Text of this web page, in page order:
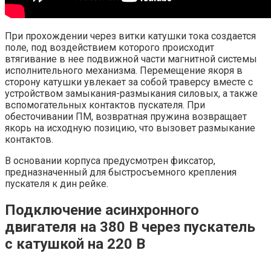
При прохождении через витки катушки тока создается
поле, под воздействием которого происходит
втягивание в нее подвижной части магнитной системы
исполнительного механизма. Перемещение якоря в
сторону катушки увлекает за собой траверсу вместе с
устройством замыкания-размыкания силовых, а также
вспомогательных контактов пускателя. При
обесточивании ПМ, возвратная пружина возвращает
якорь на исходную позицию, что вызовет размыкание
контактов.
В основании корпуса предусмотрен фиксатор,
предназначенный для быстросъемного крепления
пускателя к дин рейке.
Подключение асинхронного
двигателя на 380 В через пускатель
с катушкой на 220 В